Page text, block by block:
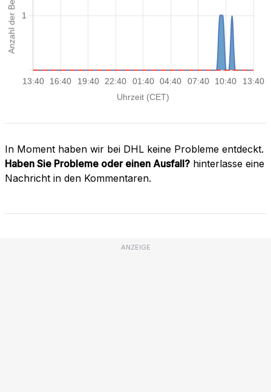
In Moment haben wir bei DHL keine Probleme entdeckt.
Haben Sie Probleme oder einen Ausfall? hinterlasse eine
Nachricht in den Kommentaren.
ANZEIGE